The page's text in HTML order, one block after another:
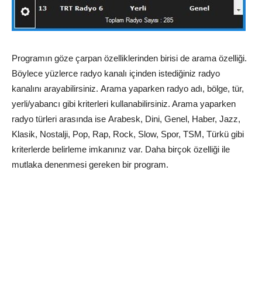
Programın göze çarpan özelliklerinden birisi de arama özelliği.
Böylece yüzlerce radyo kanalı içinden istediğiniz radyo
kanalını arayabilirsiniz. Arama yaparken radyo adı, bölge, tür,
yerli/yabancı gibi kriterleri kullanabilirsiniz. Arama yaparken
radyo türleri arasında ise Arabesk, Dini, Genel, Haber, Jazz,
Klasik, Nostalji, Pop, Rap, Rock, Slow, Spor, TSM, Türkü gibi
kriterlerde belirleme imkanınız var. Daha birçok özelliği ile
mutlaka denenmesi gereken bir program.